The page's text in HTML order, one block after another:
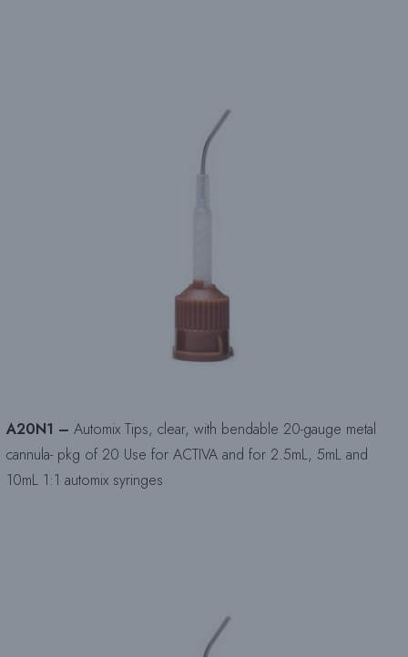
A20N1 – Automix Tips, clear, with bendable 20-gauge metal
cannula- pkg of 20 Use for ACTIVA and for 2.5mL, 5mL and
10mL 1:1 automix syringes